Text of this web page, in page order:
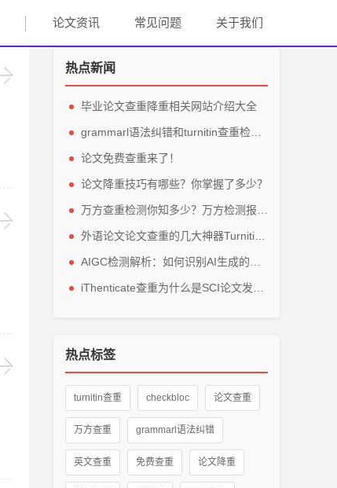
论文资讯 常见问题 关于我们
热点新闻
毕业论文查重降重相关网站介绍大全
论文免费查重来了！
论文降重技巧有哪些？你掌握了多少？
热点标签
turnitin查重 checkbloc 论文查重
万方查重 grammarl语法纠错
英文查重 免费查重 论文降重